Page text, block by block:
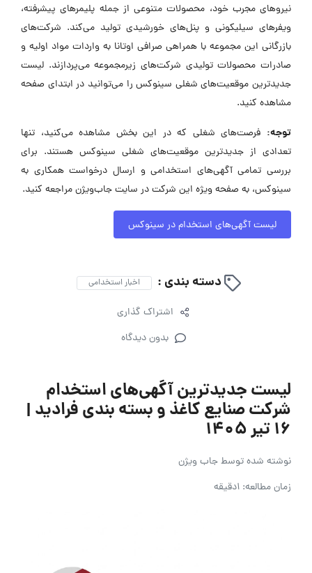
نیروهای مجرب خود، محصولات متنوعی از جمله پلیمرهای پیشرفته،
ویفرهای سیلیکونی و پنل‌های خورشیدی تولید می‌کند. شرکت‌های
بازرگانی این مجموعه با همراهی صرافی اوتانا به واردات مواد اولیه و
صادرات محصولات تولیدی شرکت‌های زیرمجموعه می‌پردازند. لیست
جدیدترین موقعیت‌های شغلی سینوکس را می‌توانید در ابتدای صفحه
مشاهده کنید.
توجه: فرصت‌های شغلی که در این بخش مشاهده می‌کنید، تنها
تعدادی از جدیدترین موقعیت‌های شغلی سینوکس هستند. برای
بررسی تمامی آگهی‌های استخدامی و ارسال درخواست همکاری به
سینوکس، به صفحه ویژه این شرکت در سایت جاب‌ویژن مراجعه کنید.
لیست آگهی‌های استخدام در سینوکس
دسته بندی : اخبار استخدامی
اشتراک گذاری
بدون دیدگاه
لیست جدیدترین آگهی‌های استخدام
شرکت صنایع کاغذ و بسته بندی فرادید |
۱۶ تیر ۱۴۰۵
نوشته شده توسطجاب ویژن
زمان مطالعه: 1دقیقه